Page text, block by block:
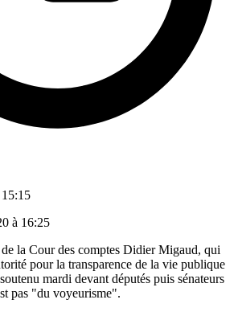
à 16:25
la Cour des comptes Didier Migaud, qui
pour la transparence de la vie publique
mardi devant députés puis sénateurs
pas "du voyeurisme".